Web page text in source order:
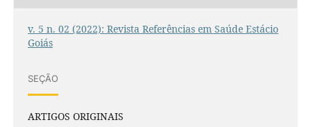
v. 5 n. 02 (2022): Revista Referências em Saúde Estácio
Goiás
SEÇÃO
ARTIGOS ORIGINAIS